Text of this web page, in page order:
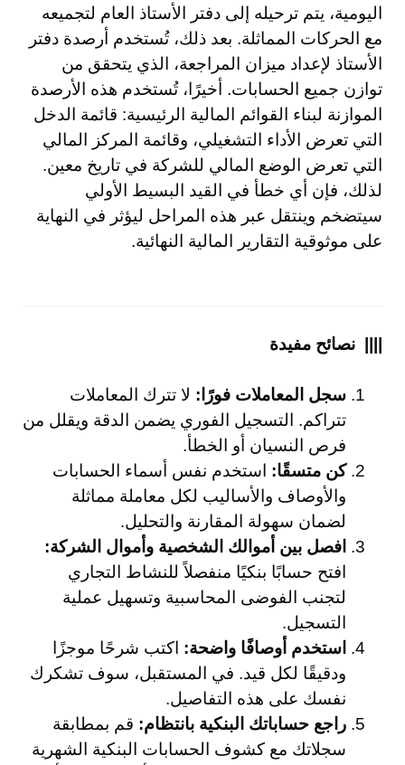
اليومية، يتم ترحيله إلى دفتر الأستاذ العام لتجميعه
مع الحركات المماثلة. بعد ذلك، تُستخدم أرصدة دفتر
الأستاذ لإعداد ميزان المراجعة، الذي يتحقق من
توازن جميع الحسابات. أخيرًا، تُستخدم هذه الأرصدة
الموازنة لبناء القوائم المالية الرئيسية: قائمة الدخل
التي تعرض الأداء التشغيلي، وقائمة المركز المالي
التي تعرض الوضع المالي للشركة في تاريخ معين.
لذلك، فإن أي خطأ في القيد البسيط الأولي
سيتضخم وينتقل عبر هذه المراحل ليؤثر في النهاية
على موثوقية التقارير المالية النهائية.
|||| نصائح مفيدة
سجل المعاملات فورًا: لا تترك المعاملات
تتراكم. التسجيل الفوري يضمن الدقة ويقلل من
فرص النسيان أو الخطأ.
كن متسقًا: استخدم نفس أسماء الحسابات
والأوصاف والأساليب لكل معاملة مماثلة
لضمان سهولة المقارنة والتحليل.
افصل بين أموالك الشخصية وأموال الشركة:
افتح حسابًا بنكيًا منفصلاً للنشاط التجاري
لتجنب الفوضى المحاسبية وتسهيل عملية
التسجيل.
استخدم أوصافًا واضحة: اكتب شرحًا موجزًا
ودقيقًا لكل قيد. في المستقبل، سوف تشكرك
نفسك على هذه التفاصيل.
راجع حساباتك البنكية بانتظام: قم بمطابقة
سجلاتك مع كشوف الحسابات البنكية الشهرية